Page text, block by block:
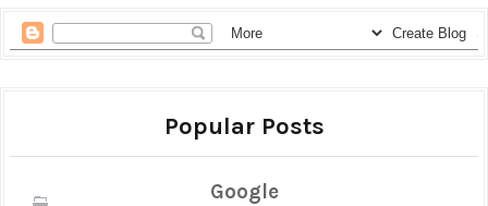
Popular Posts
Google